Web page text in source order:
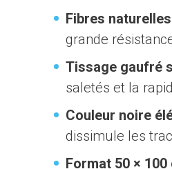
Fibres
grande
Tissage gaufré
saletés et la
Couleur noire
dissimule les
Format 50 × 100